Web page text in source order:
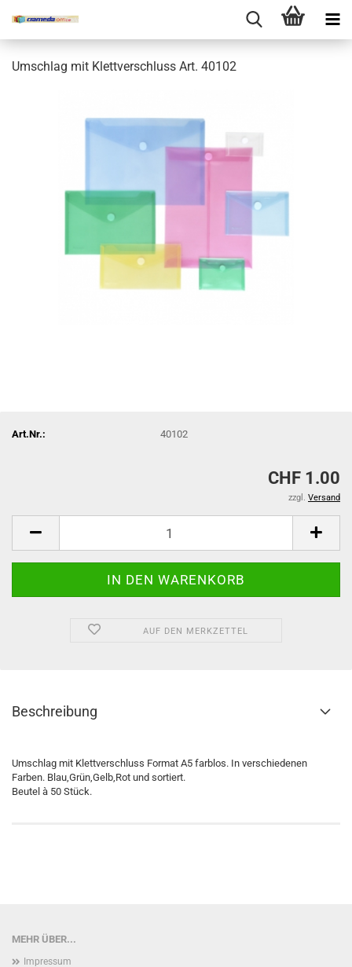
Umschlag mit Klettverschluss Art. 40102
Art.Nr.: 40102
CHF 1.00
zzgl. Versand
AUF DEN MERKZETTEL
Beschreibung
Umschlag mit Klettverschluss Format A5 farblos. In verschiedenen
Farben. Blau,Grün,Gelb,Rot und sortiert.
Beutel à 50 Stück.
MEHR ÜBER...
Impressum